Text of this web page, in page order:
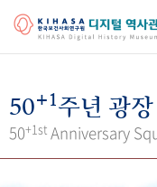
걸어온 길 기관 변천사
50+1주년 광장
50+1st Anniversary